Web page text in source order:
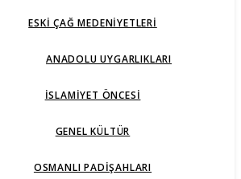
ESKI ÇAĞ MEDENIYETLERI
ANADOLU UYGARLIKLARI
İSLAMIYET ÖNCESI
GENEL KÜLTÜR
OSMANLI PADIŞAHLARI